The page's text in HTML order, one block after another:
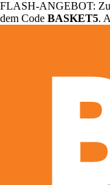
FLASH-ANGEBOT:
dem Code BASKET5.